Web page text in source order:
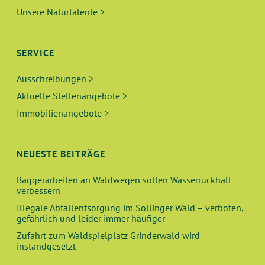
Unsere Naturtalente >
SERVICE
Ausschreibungen >
Aktuelle Stellenangebote >
Immobilienangebote >
NEUESTE BEITRÄGE
Baggerarbeiten an Waldwegen sollen Wasserrückhalt
verbessern
Illegale Abfallentsorgung im Sollinger Wald – verboten,
gefährlich und leider immer häufiger
Zufahrt zum Waldspielplatz Grinderwald wird
instandgesetzt